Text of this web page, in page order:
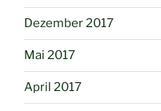
Dezember 2017
Mai 2017
April 2017